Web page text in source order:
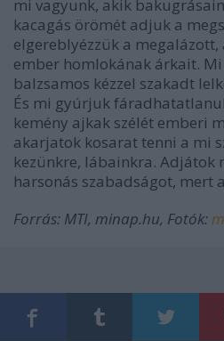
mi vagyunk, akik
kacagás örömét adjuk a
elgereblyézzük a
ember homlokának árkait.
balzsamos kézzel szakadt
És mi gyúrjuk
kemény ajkak szélét emberi
akarjatok kosarat tenni a mi
kezünkre, lábainkra. Adjátok
harsonás szabadságot, mert
Forrás: MTI, minap.hu, Fotók: